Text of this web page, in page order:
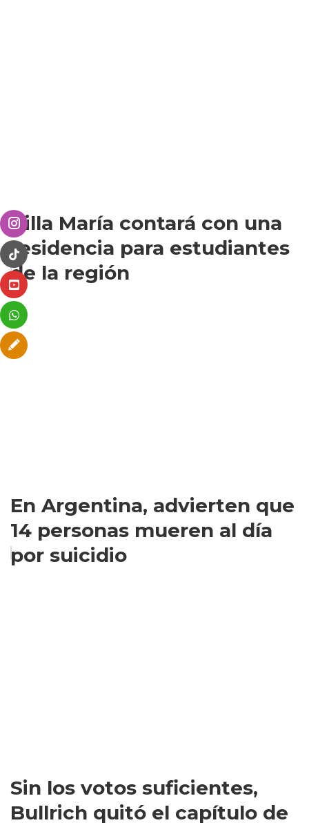
Villa María contará con una
residencia para estudiantes
de la región
En Argentina, advierten que
14 personas mueren al día
por suicidio
Sin los votos suficientes,
Bullrich quitó el capítulo de